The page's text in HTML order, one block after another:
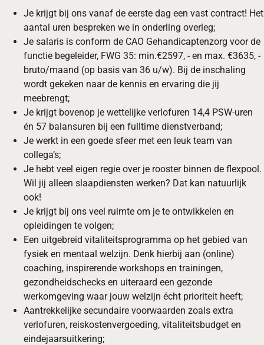
Je krijgt bij ons vanaf de eerste dag een vast contract! Het
aantal uren bespreken we in onderling overleg;
Je salaris is conform de CAO Gehandicaptenzorg voor de
functie begeleider, FWG 35: min.€2597, - en max. €3635, -
bruto/maand (op basis van 36 u/w). Bij de inschaling
wordt gekeken naar de kennis en ervaring die jij
meebrengt;
Je krijgt bovenop je wettelijke verlofuren 14,4 PSW-uren
én 57 balansuren bij een fulltime dienstverband;
Je werkt in een goede sfeer met een leuk team van
collega’s;
Je hebt veel eigen regie over je rooster binnen de flexpool.
Wil jij alleen slaapdiensten werken? Dat kan natuurlijk
ook!
Je krijgt bij ons veel ruimte om je te ontwikkelen en
opleidingen te volgen;
Een uitgebreid vitaliteitsprogramma op het gebied van
fysiek en mentaal welzijn. Denk hierbij aan (online)
coaching, inspirerende workshops en trainingen,
gezondheidschecks en uiteraard een gezonde
werkomgeving waar jouw welzijn écht prioriteit heeft;
Aantrekkelijke secundaire voorwaarden zoals extra
verlofuren, reiskostenvergoeding, vitaliteitsbudget en
eindejaarsuitkering;